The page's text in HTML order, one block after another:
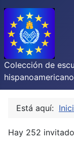
Colección de
Está aquí:
Hay 252